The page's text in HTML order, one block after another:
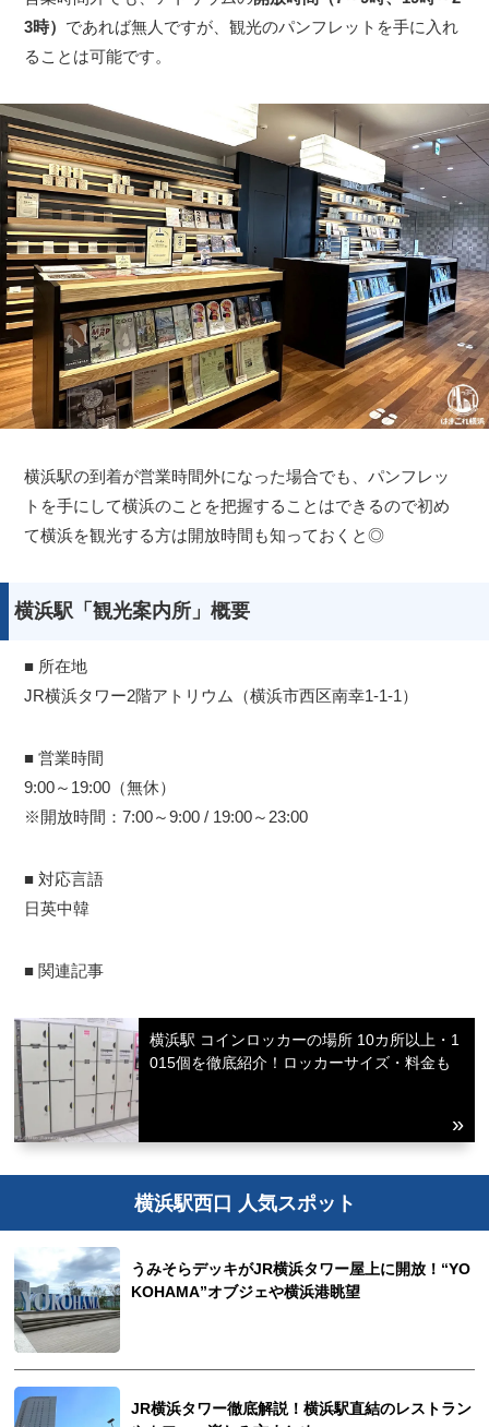
3時） であれば無人ですが、観光のパンフレットを手に入れ
ることは可能です。
横浜駅の到着が営業時間外になった場合でも、パンフレッ
トを手にして横浜のことを把握することはできるので初め
て横浜を観光する方は開放時間も知っておくと◎
横浜駅「観光案内所」概要
■ 所在地
JR横浜タワー2階アトリウム（横浜市西区南幸1-1-1）
■ 営業時間
9:00～19:00（無休）
※開放時間：7:00～9:00 / 19:00～23:00
■ 対応言語
日英中韓
■ 関連記事
横浜駅 コインロッカーの場所 10カ所以上・1
015個を徹底紹介！ロッカーサイズ・料金も
横浜駅西口 人気スポット
うみそらデッキがJR横浜タワー屋上に開放！“YO
KOHAMA”オブジェや横浜港眺望
JR横浜タワー徹底解説！横浜駅直結のレストラン